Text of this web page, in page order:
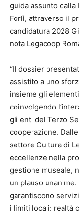
guida assunto dalla
Forlì, attraverso il
candidatura 2028
nota Legacoop
“Il dossier
assistito a uno
insieme gli
coinvolgendo
gli enti del Terzo
cooperazione.
settore Cultura di
eccellenze nella
gestione museale,
un plauso
garantiscono
i limiti locali: realtà